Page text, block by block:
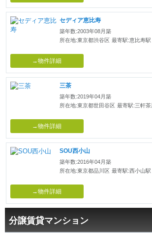
セディア恵比寿
築年数:2003年08月築
所在地:東京都渋谷区 最寄駅:恵比寿駅
→物件詳細
三茶
築年数:2019年04月築
所在地:東京都世田谷区 最寄駅:三軒茶
→物件詳細
SOU西小山
築年数:2016年04月築
所在地:東京都品川区 最寄駅:西小山駅
→物件詳細
分譲賃貸マンション